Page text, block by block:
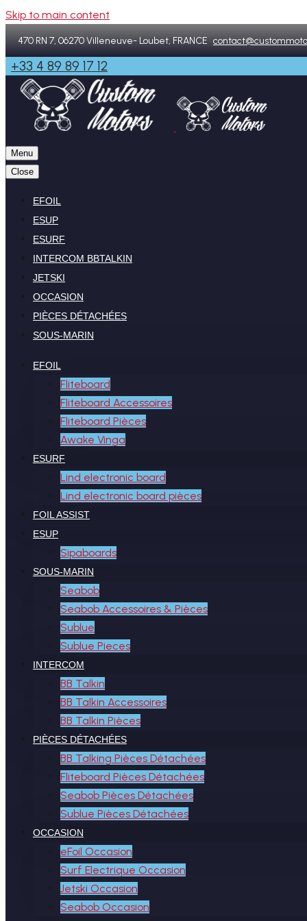
Skip to main content
470 RN 7, 06270 Villeneuve- Loubet, FRANCE
+33 4 89 89 17 12
Menu
Close
EFOIL
ESUP
ESURF
INTERCOM BBTALKIN
JETSKI
OCCASION
PIÈCES DÉTACHÉES
SOUS-MARIN
EFOIL
Fliteboard
Fliteboard Accessoires
Fliteboard Pièces
Awake Vinga
ESURF
Lind electronic board
Lind electronic board pièces
FOIL ASSIST
ESUP
Sipaboards
SOUS-MARIN
Seabob
Seabob Accessoires & Pièces
Sublue
Sublue Pieces
INTERCOM
BB Talkin
BB Talkin Accessoires
BB Talkin Pièces
PIÈCES DÉTACHÉES
BB Talking Pièces Détachées
Fliteboard Pièces Détachées
Seabob Pièces Détachées
Sublue Pièces Détachées
OCCASION
eFoil Occasion
Surf Electrique Occasion
Jetski Occasion
Seabob Occasion